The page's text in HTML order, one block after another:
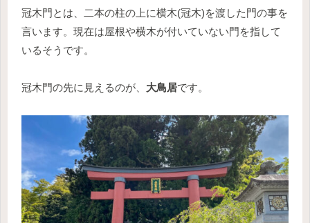
冠木門とは、二本の柱の上に横木(冠木)を渡した門の事を
言います。現在は屋根や横木が付いていない門を指して
いるそうです。
冠木門の先に見えるのが、 大鳥居です。